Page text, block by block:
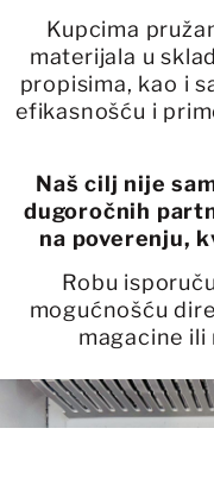
Kupcima
materijala u
propisima, kao i
efikasnošću i
Naš cilj nije
dugoročnih
na poverenju,
Robu
mogućnošću
magacine